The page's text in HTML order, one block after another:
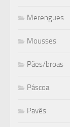
Merengues
Mousses
Pães/broas
Páscoa
Pavês